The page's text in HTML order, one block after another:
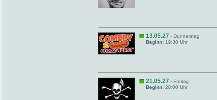
13.05.27 - Donnerstag
Beginn: 19:30 Uhr
21.05.27 - Freitag
Beginn: 20:00 Uhr